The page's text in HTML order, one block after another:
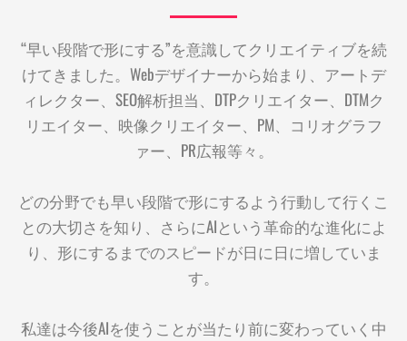
“早い段階で形にする”を意識してクリエイティブを続
けてきました。Webデザイナーから始まり、アートデ
ィレクター、SEO解析担当、DTPクリエイター、DTMク
リエイター、映像クリエイター、PM、コリオグラフ
ァー、PR広報等々。
どの分野でも早い段階で形にするよう行動して行くこ
との大切さを知り、さらにAIという革命的な進化によ
り、形にするまでのスピードが日に日に増していま
す。
私達は今後AIを使うことが当たり前に変わっていく中